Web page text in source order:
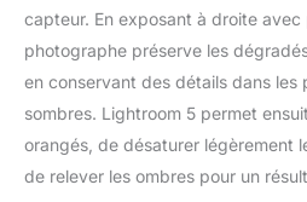
capteur. En exposant à droite avec
photographe préserve les
en conservant des détails dans les
sombres. Lightroom 5 permet
orangés, de désaturer légèrement
de relever les ombres pour un